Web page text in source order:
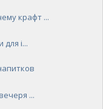
крафт ...
і...
...